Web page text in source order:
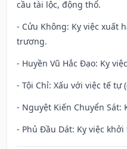
cầu tài lộc, động thổ.
- Cửu Không: Kỵ việc xuất
trương.
- Huyền Vũ Hắc Đạo: Kỵ
- Tội Chỉ: Xấu với việc tế tự
- Nguyệt Kiến Chuyển Sát:
- Phủ Đầu Dát: Kỵ việc khởi